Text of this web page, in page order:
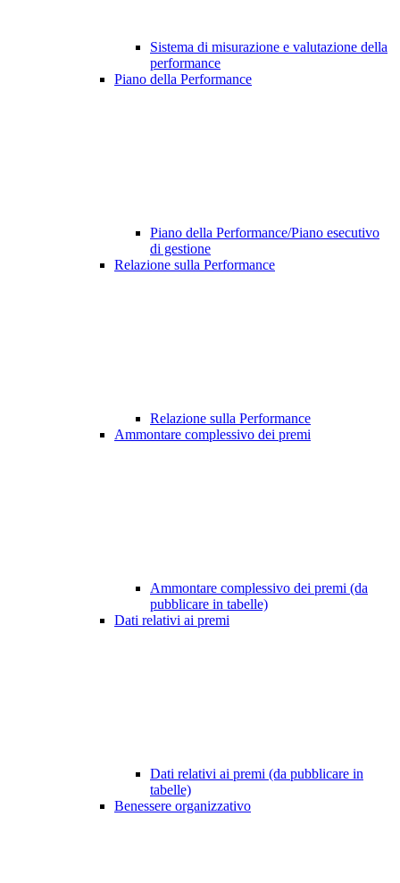
Sistema di misurazione e valutazione della
performance
Piano della Performance
Piano della Performance/Piano esecutivo
di gestione
Relazione sulla Performance
Relazione sulla Performance
Ammontare complessivo dei premi
Ammontare complessivo dei premi (da
pubblicare in tabelle)
Dati relativi ai premi
Dati relativi ai premi (da pubblicare in
tabelle)
Benessere organizzativo